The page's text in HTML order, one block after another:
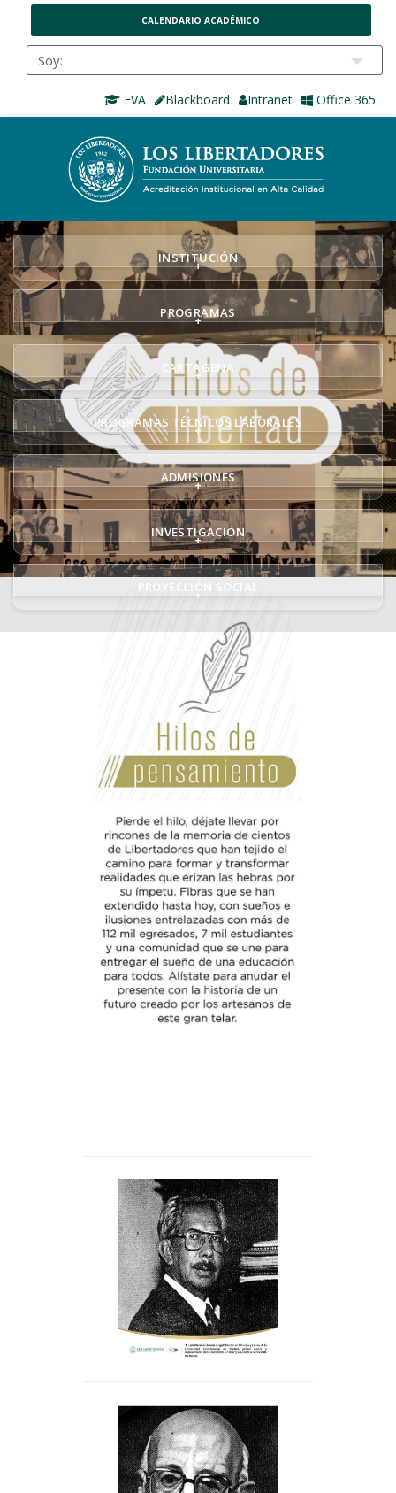
CALENDARIO ACADÉMICO
EVA Blackboard Intranet Office 365
INSTITUCIÓN
+
PROGRAMAS
+
CARTAGENA
+
PROGRAMAS TÉCNICOS LABORALES
+
ADMISIONES
+
INVESTIGACIÓN
+
PROYECCIÓN SOCIAL
+
Luis Hernán Linares
Ángel
. Doctor en Filosofía y
Letras de la Universidad
Complutense de Madrid,
primer gestor y representante
de la Institución. Un líder y
educador al servicio de los
demás.
Luis Ernesto Ordóñez
.
Fundador y líder de la Patria.
Culminando su carrera